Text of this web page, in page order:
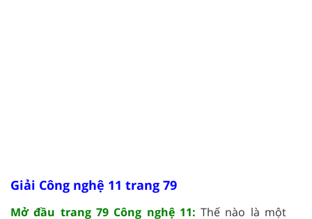
Giải Công nghệ 11 trang 79
Mở đầu trang 79 Công nghệ 11:Thế nào là một